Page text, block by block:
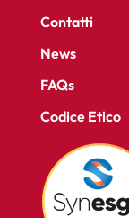
Contatti
News
FAQs
Codice Etico